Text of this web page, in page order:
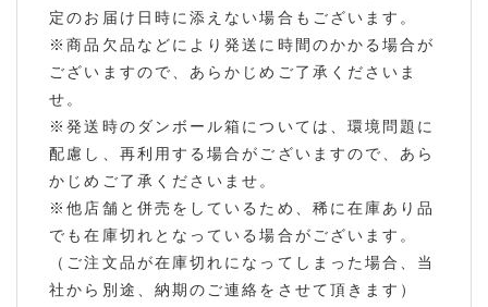
定のお届け日時に添えない場合もございます。
※商品欠品などにより発送に時間のかかる場合が
ございますので、あらかじめご了承くださいま
せ。
※発送時のダンボール箱については、環境問題に
配慮し、再利用する場合がございますので、あら
かじめご了承くださいませ。
※他店舗と併売をしているため、稀に在庫あり品
でも在庫切れとなっている場合がございます。
（ご注文品が在庫切れになってしまった場合、当
社から別途、納期のご連絡をさせて頂きます）